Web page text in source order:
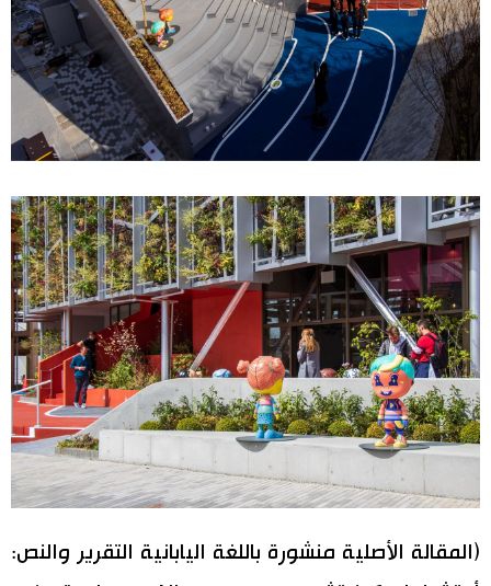
(المقالة الأصلية منشورة باللغة اليابانية التقرير والنص: